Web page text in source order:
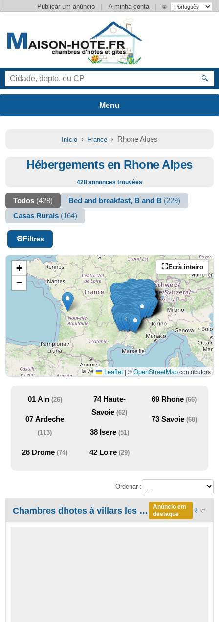
Publicar um anúncio | A minha conta | 🌐
🔍
Início› France› Rhone Alpes
Hébergements en Rhone Alpes
428 annonces trouvées
Todos (428) Bed and breakfast, B and B (229)
Casas Rurais (164)
Filtres
Ecrã inteiro
+
−
Leaflet | ©OpenStreetMapcontributors
01 Ain (26)
07 Ardeche
(113)
26 Drome(74)
74Haute-
Savoie(62)
38 Isere (51)
42 Loire (29)
69 Rhone(66)
73 Savoie (68)
Ordenar :
Chambres dhotes à villars les dombes/étang de Chafaud
Anúncio em
destaque